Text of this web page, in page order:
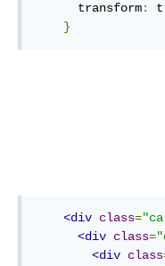
transform:
}
<div class=
<div class=
<div class